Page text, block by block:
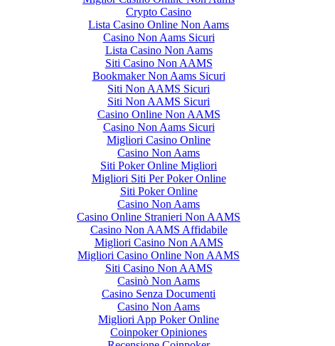
Crypto Casino
Lista Casino Online Non Aams
Casino Non Aams Sicuri
Lista Casino Non Aams
Siti Casino Non AAMS
Bookmaker Non Aams Sicuri
Siti Non AAMS Sicuri
Siti Non AAMS Sicuri
Casino Online Non AAMS
Casino Non Aams Sicuri
Migliori Casino Online
Casino Non Aams
Siti Poker Online Migliori
Migliori Siti Per Poker Online
Siti Poker Online
Casino Non Aams
Casino Online Stranieri Non AAMS
Casino Non AAMS Affidabile
Migliori Casino Non AAMS
Migliori Casino Online Non AAMS
Siti Casino Non AAMS
Casinò Non Aams
Casino Senza Documenti
Casino Non Aams
Migliori App Poker Online
Coinpoker Opiniones